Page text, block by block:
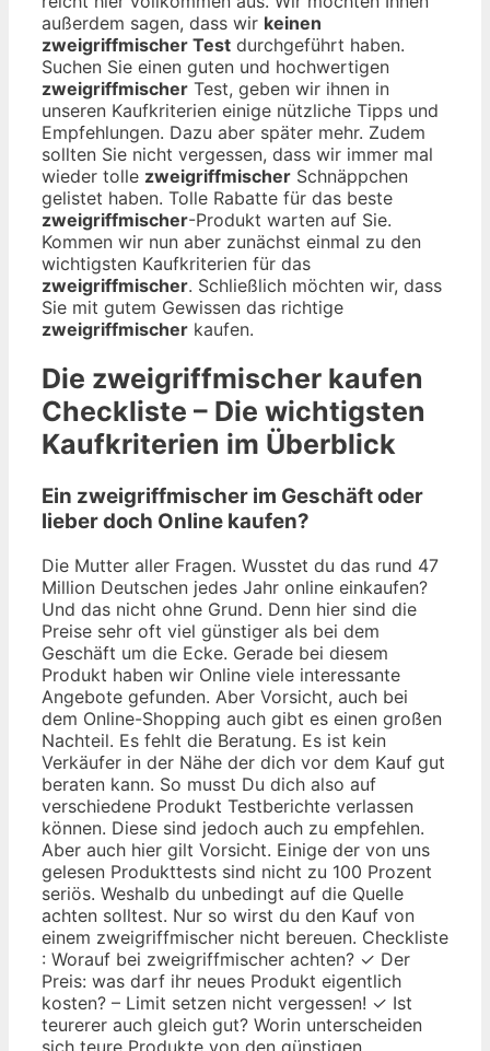
außerdem sagen, dass wir keinen
zweigriffmischer Test durchgeführt haben.
Suchen Sie einen guten und hochwertigen
zweigriffmischer Test, geben wir ihnen in
unseren Kaufkriterien einige nützliche Tipps und
Empfehlungen. Dazu aber später mehr. Zudem
sollten Sie nicht vergessen, dass wir immer mal
wieder tolle zweigriffmischer Schnäppchen
gelistet haben. Tolle Rabatte für das beste
zweigriffmischer-Produkt warten auf Sie.
Kommen wir nun aber zunächst einmal zu den
wichtigsten Kaufkriterien für das
zweigriffmischer. Schließlich möchten wir, dass
Sie mit gutem Gewissen das richtige
zweigriffmischer kaufen.
Die zweigriffmischer kaufen
Checkliste – Die wichtigsten
Kaufkriterien im Überblick
Ein zweigriffmischer im Geschäft oder
lieber doch Online kaufen?
Die Mutter aller Fragen. Wusstet du das rund 47
Million Deutschen jedes Jahr online einkaufen?
Und das nicht ohne Grund. Denn hier sind die
Preise sehr oft viel günstiger als bei dem
Geschäft um die Ecke. Gerade bei diesem
Produkt haben wir Online viele interessante
Angebote gefunden. Aber Vorsicht, auch bei
dem Online-Shopping auch gibt es einen großen
Nachteil. Es fehlt die Beratung. Es ist kein
Verkäufer in der Nähe der dich vor dem Kauf gut
beraten kann. So musst Du dich also auf
verschiedene Produkt Testberichte verlassen
können. Diese sind jedoch auch zu empfehlen.
Aber auch hier gilt Vorsicht. Einige der von uns
gelesen Produkttests sind nicht zu 100 Prozent
seriös. Weshalb du unbedingt auf die Quelle
achten solltest. Nur so wirst du den Kauf von
einem zweigriffmischer nicht bereuen. Checkliste
: Worauf bei zweigriffmischer achten? ✓ Der
Preis: was darf ihr neues Produkt eigentlich
kosten? – Limit setzen nicht vergessen! ✓ Ist
teurerer auch gleich gut? Worin unterscheiden
sich teure Produkte von den günstigen